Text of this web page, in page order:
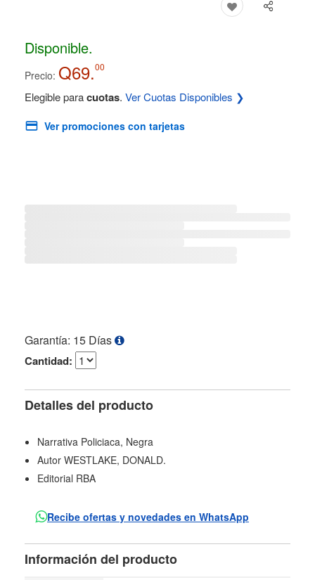
Disponible.
Precio: Q69.00
Elegible paracuotas. Ver Cuotas Disponibles ❯
Ver promociones con tarjetas
Garantía: 15 Días
Cantidad:
Detalles del producto
Narrativa Policiaca, Negra
Autor WESTLAKE, DONALD.
Editorial RBA
Recibe ofertas y novedades en WhatsApp
Información del producto